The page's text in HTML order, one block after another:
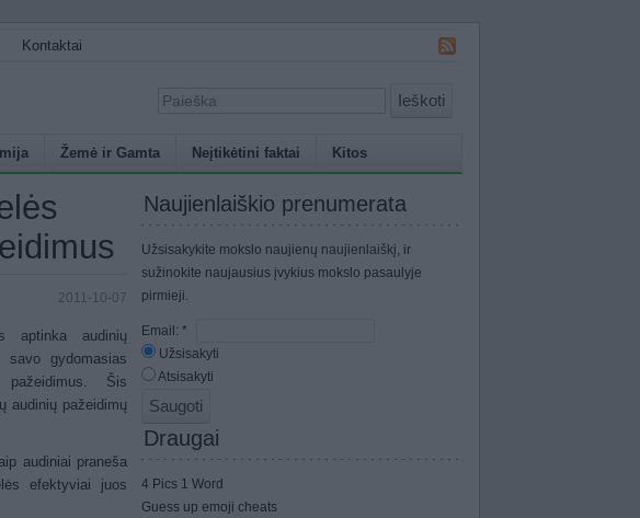
Kontaktai
Ieškoti
Žemė ir Gamta Neįtikėtini faktai Kitos
2011-10-07
aptinka audinių
gydomasias
Šis
audinių pažeidimų
audiniai praneša
efektyviai juos
Naujienlaiškio prenumerata
Užsisakykite mokslo naujienų naujienlaiškį, ir
sužinokite naujausius įvykius mokslo pasaulyje
pirmieji.
Email: *
Užsisakyti
Atsisakyti
Draugai
4 Pics 1 Word
Guess up emoji cheats